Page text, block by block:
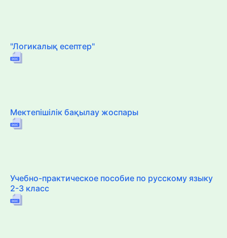
"Логикалық есептер"
Мектепішілік бақылау жоспары
Учебно-практическое пособие по русскому языку
2-3 класс